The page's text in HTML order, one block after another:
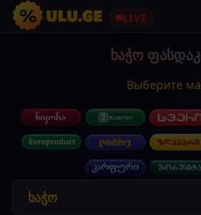
LIVE
ხაჭო
Выберите